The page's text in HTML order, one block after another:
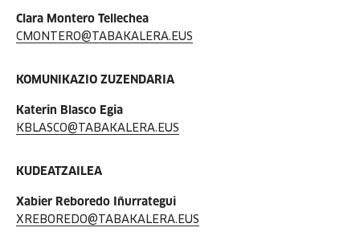
Clara Montero Tellechea
CMONTERO@TABAKALERA.EUS
KOMUNIKAZIO ZUZENDARIA
Katerin Blasco Egia
KBLASCO@TABAKALERA.EUS
KUDEATZAILEA
Xabier Reboredo Iñurrategui
XREBOREDO@TABAKALERA.EUS